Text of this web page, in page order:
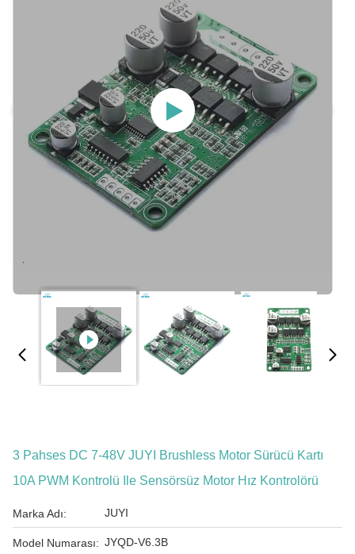
3 Pahses DC 7-48V JUYI Brushless Motor Sürücü Kartı
10A PWM Kontrolü Ile Sensörsüz Motor Hız Kontrolörü
Marka Adı: JUYI
Model Numarası: JYQD-V6.3B